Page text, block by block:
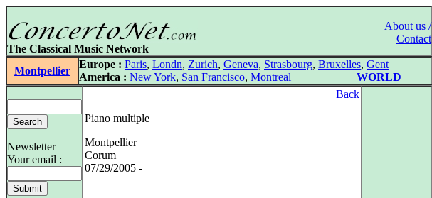
About us /
Contact
The Classical Music Network
Montpellier
Europe : Paris, Londn, Zurich, Geneva, Strasbourg, Bruxelles, Gent
America : New York, San Francisco, Montreal WORLD
Newsletter
Your email :
Back
Piano multiple
Montpellier
Corum
07/29/2005 -